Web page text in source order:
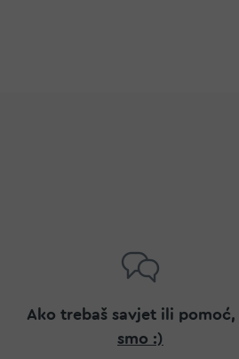
Ako trebaš savjet ili pomoć,
smo :)